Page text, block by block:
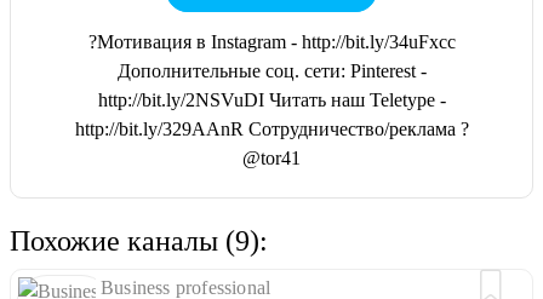
?Мотивация в Instagram - http://bit.ly/34uFxcc
Дополнительные соц. сети: Pinterest -
http://bit.ly/2NSVuDI Читать наш Teletype -
http://bit.ly/329AAnR Сотрудничество/реклама ?
@tor41
Похожие каналы (9):
Business professional